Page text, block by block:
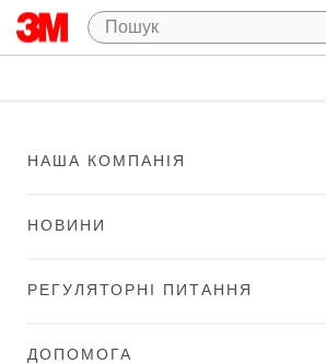
НАША КОМПАНІЯ
НОВИНИ
РЕГУЛЯТОРНІ ПИТАННЯ
ДОПОМОГА